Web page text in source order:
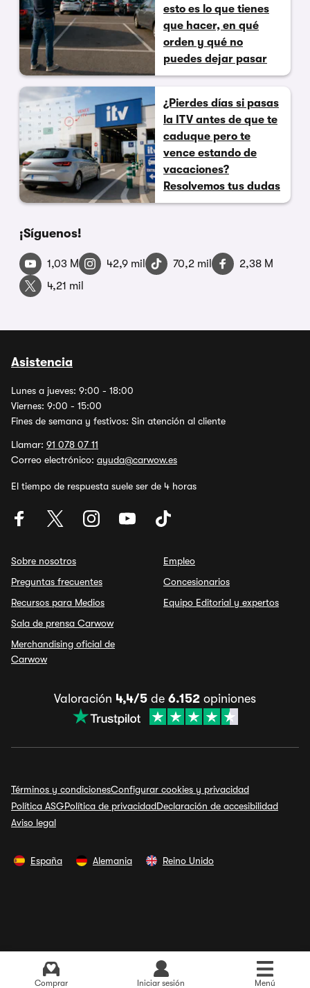
Comprar Iniciar sesión Menú
esto es lo que tienes
que hacer, en qué
orden y qué no
puedes dejar pasar
¿Pierdes días si pasas
la ITV antes de que te
caduque pero te
vence estando de
vacaciones?
Resolvemos tus dudas
¡Síguenos!
1,03 M 42,9 mil 70,2 mil
2,38 M
4,21 mil
Asistencia
Lunes a jueves: 9:00 - 18:00
Viernes: 9:00 - 15:00
Fines de semana y festivos: Sin atención al cliente
Llamar: 91 078 07 11
Correo electrónico: ayuda@carwow.es
El tiempo de respuesta suele ser de 4 horas
Sobre nosotros
Preguntas frecuentes
Recursos para Medios
Sala de prensa Carwow
Merchandising oficial de
Carwow
Empleo
Concesionarios
Equipo Editorial y expertos
Valoración 4,4/5 de 6.152 opiniones
Términos y condicionesConfigurar cookies y privacidad
Política ASGPolítica de privacidadDeclaración de accesibilidad
Aviso legal
España Alemania Reino Unido